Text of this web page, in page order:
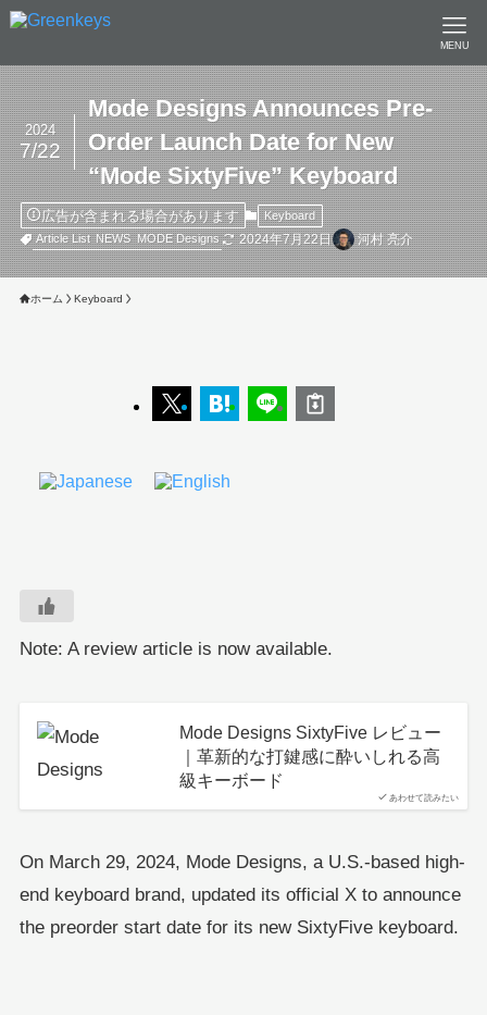
MENU
Mode Designs Announces Pre-
Order Launch Date for New
“Mode SixtyFive” Keyboard
2024
7/22
広告が含まれる場合があります
Keyboard
Article List
NEWS MODE Designs 2024年7月22日 河村 亮介
ホーム Keyboard
Note: A review article is now available.
あわせて読みたい
Mode Designs SixtyFive レビュー
｜革新的な打鍵感に酔いしれる高
級キーボード
On March 29, 2024, Mode Designs, a U.S.-based high-
end keyboard brand, updated its official X to announce
the preorder start date for its new SixtyFive keyboard.